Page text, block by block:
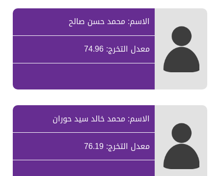
الاسم: محمد حسن صالح
معدل التخرج: 74.96
الاسم: محمد خالد سيد حوران
معدل التخرج: 76.19